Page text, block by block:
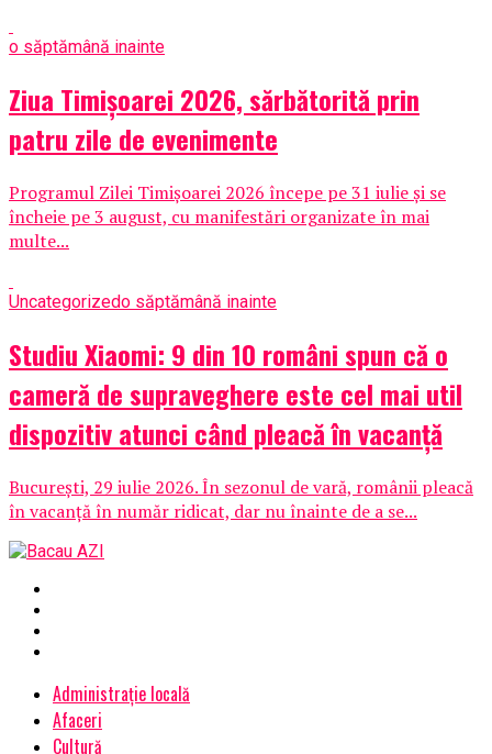
o săptămână inainte
Ziua Timișoarei 2026, sărbătorită prin
patru zile de evenimente
Programul Zilei Timișoarei 2026 începe pe 31 iulie și se
încheie pe 3 august, cu manifestări organizate în mai
multe...
Uncategorizedo săptămână inainte
Studiu Xiaomi: 9 din 10 români spun că o
cameră de supraveghere este cel mai util
dispozitiv atunci când pleacă în vacanță
București, 29 iulie 2026. În sezonul de vară, românii pleacă
în vacanță în număr ridicat, dar nu înainte de a se...
Administrație locală
Afaceri
Cultură